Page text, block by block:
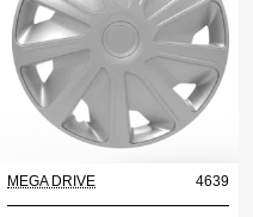
MEGA DRIVE 4639